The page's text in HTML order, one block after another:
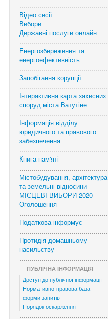
............................................
Відео сесії
Вибори
Державні послуги онлайн
............................................
Енергозбереження та
енергоефективність
............................................
Запобігання корупції
............................................
Інтерактивна карта захисних
споруд міста Ватутіне
............................................
Інформація відділу
юридичного та правового
забезпечення
............................................
Книга пам'яті
............................................
Містобудування, архітектура
та земельні відносини
МІСЦЕВІ ВИБОРИ 2020
Оголошення
............................................
Податкова інформує
............................................
Протидія домашньому
насильству
............................................
ПУБЛІЧНА ІНФОРМАЦІЯ
Доступ до публічної інформації
Нормативно-правова база
форми запитів
Порядок оскарження
............................................